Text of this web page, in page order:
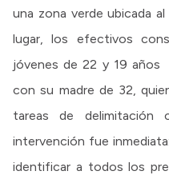
una zona verde ubicada
lugar, los efectivos
jóvenes de 22 y 19
con su madre de 32,
tareas de delimitación
intervención fue
identificar a todos los